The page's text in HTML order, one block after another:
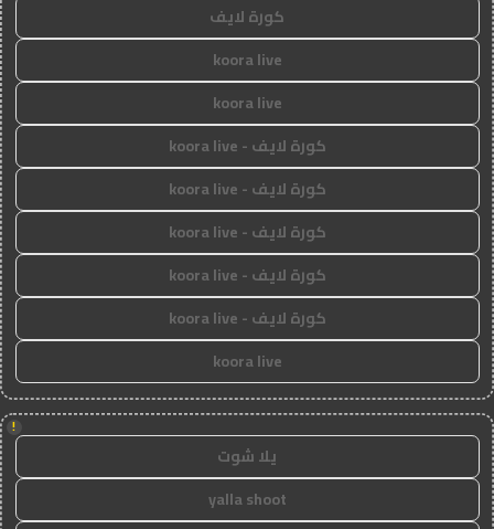
كورة لايف
koora live
koora live
كورة لايف - koora live
كورة لايف - koora live
كورة لايف - koora live
كورة لايف - koora live
كورة لايف - koora live
koora live
!
يلا شوت
yalla shoot